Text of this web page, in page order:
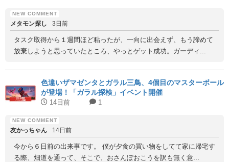
メタモン探し 3日前
タスク取得から１週間ほど粘ったが、一向に出会えず、もう諦めて
放棄しようと思っていたところ、やっとゲット成功。ガーディ...
色違いザマゼンタとガラル三鳥、4個目のマスターボール
が登場！「ガラル探検」イベント開催
14日前 1
友かっちゃん 14日前
今から６日前の出来事です。 僕が夕食の買い物をしてて家に帰宅す
る際、畑道を通って、そこで、おさんぽおこうを訳も無く意...